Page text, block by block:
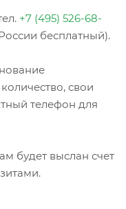
+7 (495) 526-68-
бесплатный).
свои
телефон для
будет выслан счет